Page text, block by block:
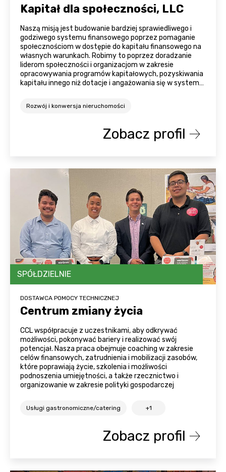
Kapitał dla społeczności, LLC
Naszą misją jest budowanie bardziej sprawiedliwego i
godziwego systemu finansowego poprzez pomaganie
społecznościom w dostępie do kapitału finansowego na
własnych warunkach. Robimy to poprzez doradzanie
liderom społeczności i organizacjom w zakresie
opracowywania programów kapitałowych, pozyskiwania
kapitału innego niż dotacje i angażowania się w system
Rozwój i konwersja nieruchomości
Zobacz profil
SPÓŁDZIELNIE
DOSTAWCA POMOCY TECHNICZNEJ
Centrum zmiany życia
CCL współpracuje z uczestnikami, aby odkrywać
możliwości, pokonywać bariery i realizować swój
potencjał. Nasza praca obejmuje coaching w zakresie
celów finansowych, zatrudnienia i mobilizacji zasobów,
które poprawiają życie, szkolenia i możliwości
podnoszenia umiejętności, a także rzecznictwo i
organizowanie w zakresie polityki gospodarczej
Usługi gastronomiczne/catering +1
Zobacz profil